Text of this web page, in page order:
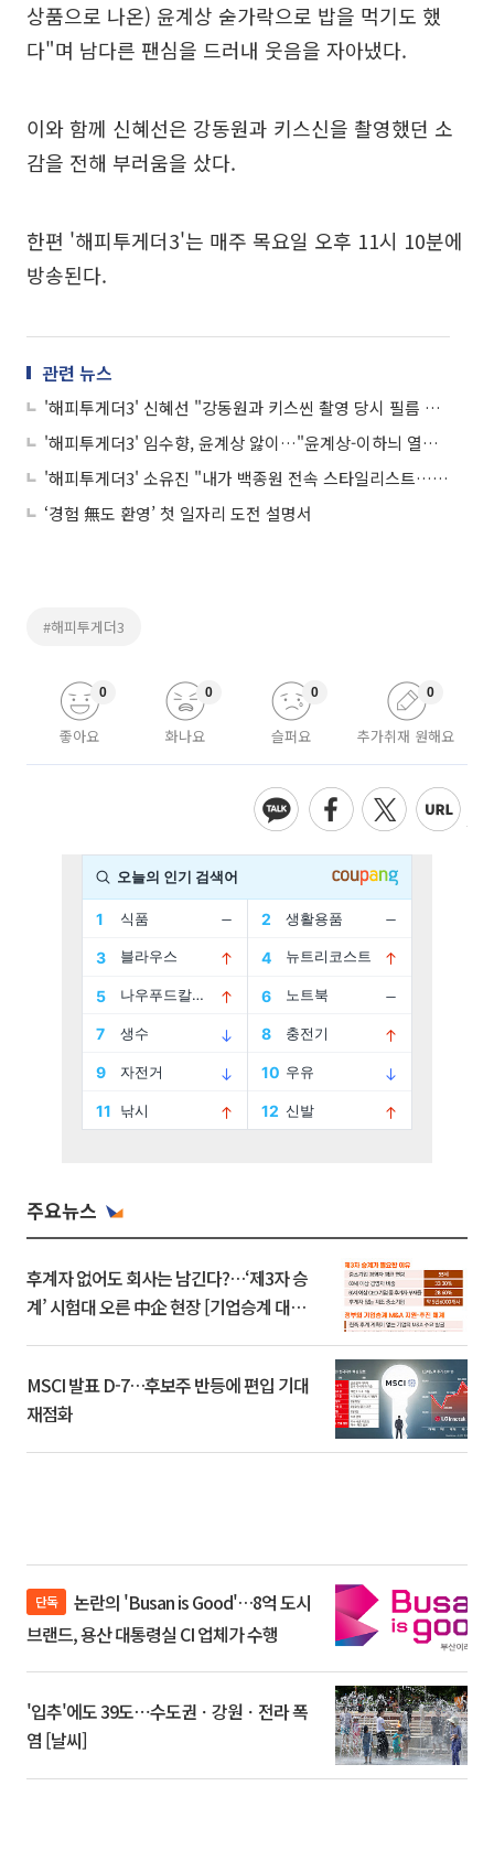
상품으로 나온) 윤계상 숟가락으로 밥을 먹기도 했
다"며 남다른 팬심을 드러내 웃음을 자아냈다.
이와 함께 신혜선은 강동원과 키스신을 촬영했던 소
감을 전해 부러움을 샀다.
한편 '해피투게더3'는 매주 목요일 오후 11시 10분에
방송된다.
관련 뉴스
'해피투게더3' 신혜선 "강동원과 키스씬 촬영 당시 필름 끊겼다!"…도대체 무슨 일이?
'해피투게더3' 임수향, 윤계상 앓이…"윤계상-이하늬 열애 인정에 속상했다!"
'해피투게더3' 소유진 "내가 백종원 전속 스타일리스트…새벽에 나가도 다 챙겨준다"
‘경험 無도 환영’ 첫 일자리 도전 설명서
#해피투게더3
좋아요
0
화나요
0
슬퍼요
0
추가취재 원해요
0
주요뉴스
후계자 없어도 회사는 남긴다?…‘제3자 승
계’ 시험대 오른 中企 현장 [기업승계 대전
MSCI 발표 D-7…후보주 반등에 편입 기대
재점화
단독
브랜드, 용산 대통령실 CI 업체가 수행
'입추'에도 39도⋯수도권ㆍ강원ㆍ전라 폭
염 [날씨]